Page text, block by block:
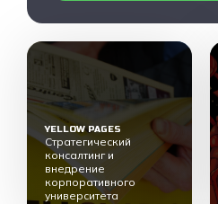
YELLOW PAGES
Стратегический
консалтинг и
внедрение
корпоративного
университета